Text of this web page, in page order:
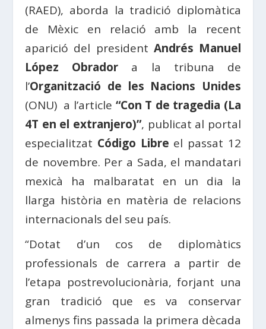
(RAED), aborda la tradició diplomàtica
de Mèxic en relació amb la recent
aparició del president Andrés Manuel
López Obrador a la tribuna de
l’Organització de les Nacions Unides
(ONU) a l’article “Con T de tragedia (La
4T en el extranjero)”, publicat al portal
especialitzat Código Libre el passat 12
de novembre. Per a Sada, el mandatari
mexicà ha malbaratat en un dia la
llarga història en matèria de relacions
internacionals del seu país.
“Dotat d’un cos de diplomàtics
professionals de carrera a partir de
l’etapa postrevolucionària, forjant una
gran tradició que es va conservar
almenys fins passada la primera dècada